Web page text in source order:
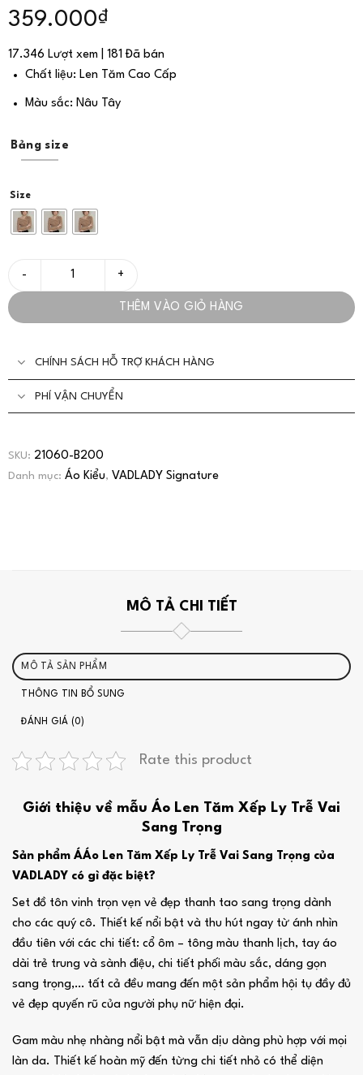
359.000₫
17.346 Lượt xem | 181 Đã bán
Chất liệu: Len Tăm Cao Cấp
Màu sắc: Nâu Tây
Bảng size
Size
Áo Len Tăm Xếp Ly Trễ Vai Sang Trọng - VADLADY số lượng
THÊM VÀO GIỎ HÀNG
CHÍNH SÁCH HỖ TRỢ KHÁCH HÀNG
PHÍ VẬN CHUYỂN
SKU: 21060-B200
Danh mục: Áo Kiểu, VADLADY Signature
MÔ TẢ CHI TIẾT
MÔ TẢ SẢN PHẨM
THÔNG TIN BỔ SUNG
ĐÁNH GIÁ (0)
Rate this product
Giới thiệu về mẫu Áo Len Tăm Xếp Ly Trễ Vai
Sang Trọng
Sản phẩm ÁÁo Len Tăm Xếp Ly Trễ Vai Sang Trọng của
VADLADY có gì đặc biệt?
Set đồ tôn vinh trọn vẹn vẻ đẹp thanh tao sang trọng dành
cho các quý cô. Thiết kế nổi bật và thu hút ngay từ ánh nhìn
đầu tiên với các chi tiết: cổ ôm – tông màu thanh lịch, tay áo
dài trẻ trung và sành điệu, chi tiết phối màu sắc, dáng gọn
sang trọng,… tất cả đều mang đến một sản phẩm hội tụ đầy đủ
vẻ đẹp quyến rũ của người phụ nữ hiện đại.
Gam màu nhẹ nhàng nổi bật mà vẫn dịu dàng phù hợp với mọi
làn da. Thiết kế hoàn mỹ đến từng chi tiết nhỏ có thể diện